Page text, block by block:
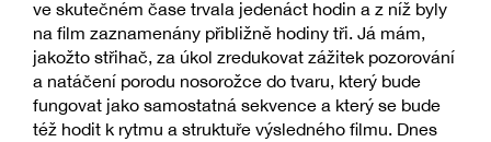
ve skutečném čase trvala jedenáct hodin a z níž byly
na film zaznamenány přibližně hodiny tři. Já mám,
jakožto střihač, za úkol zredukovat zážitek pozorování
a natáčení porodu nosorožce do tvaru, který bude
fungovat jako samostatná sekvence a který se bude
též hodit k rytmu a struktuře výsledného filmu. Dnes